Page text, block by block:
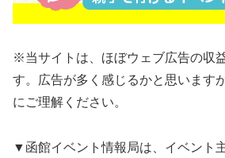
※当サイトは、ほぼウェブ広告の収
す。広告が多く感じるかと思います
にご理解ください。
▼函館イベント情報局は、イベント